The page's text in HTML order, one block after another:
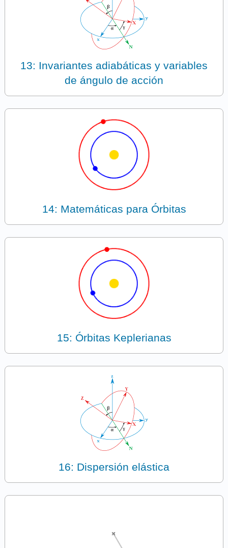
13: Invariantes adiabáticas y variables
de ángulo de acción
14: Matemáticas para Órbitas
15: Órbitas Keplerianas
16: Dispersión elástica